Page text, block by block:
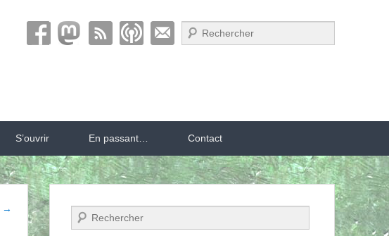
Recherche
S’ouvrir En passant… Contact
→ Recherche